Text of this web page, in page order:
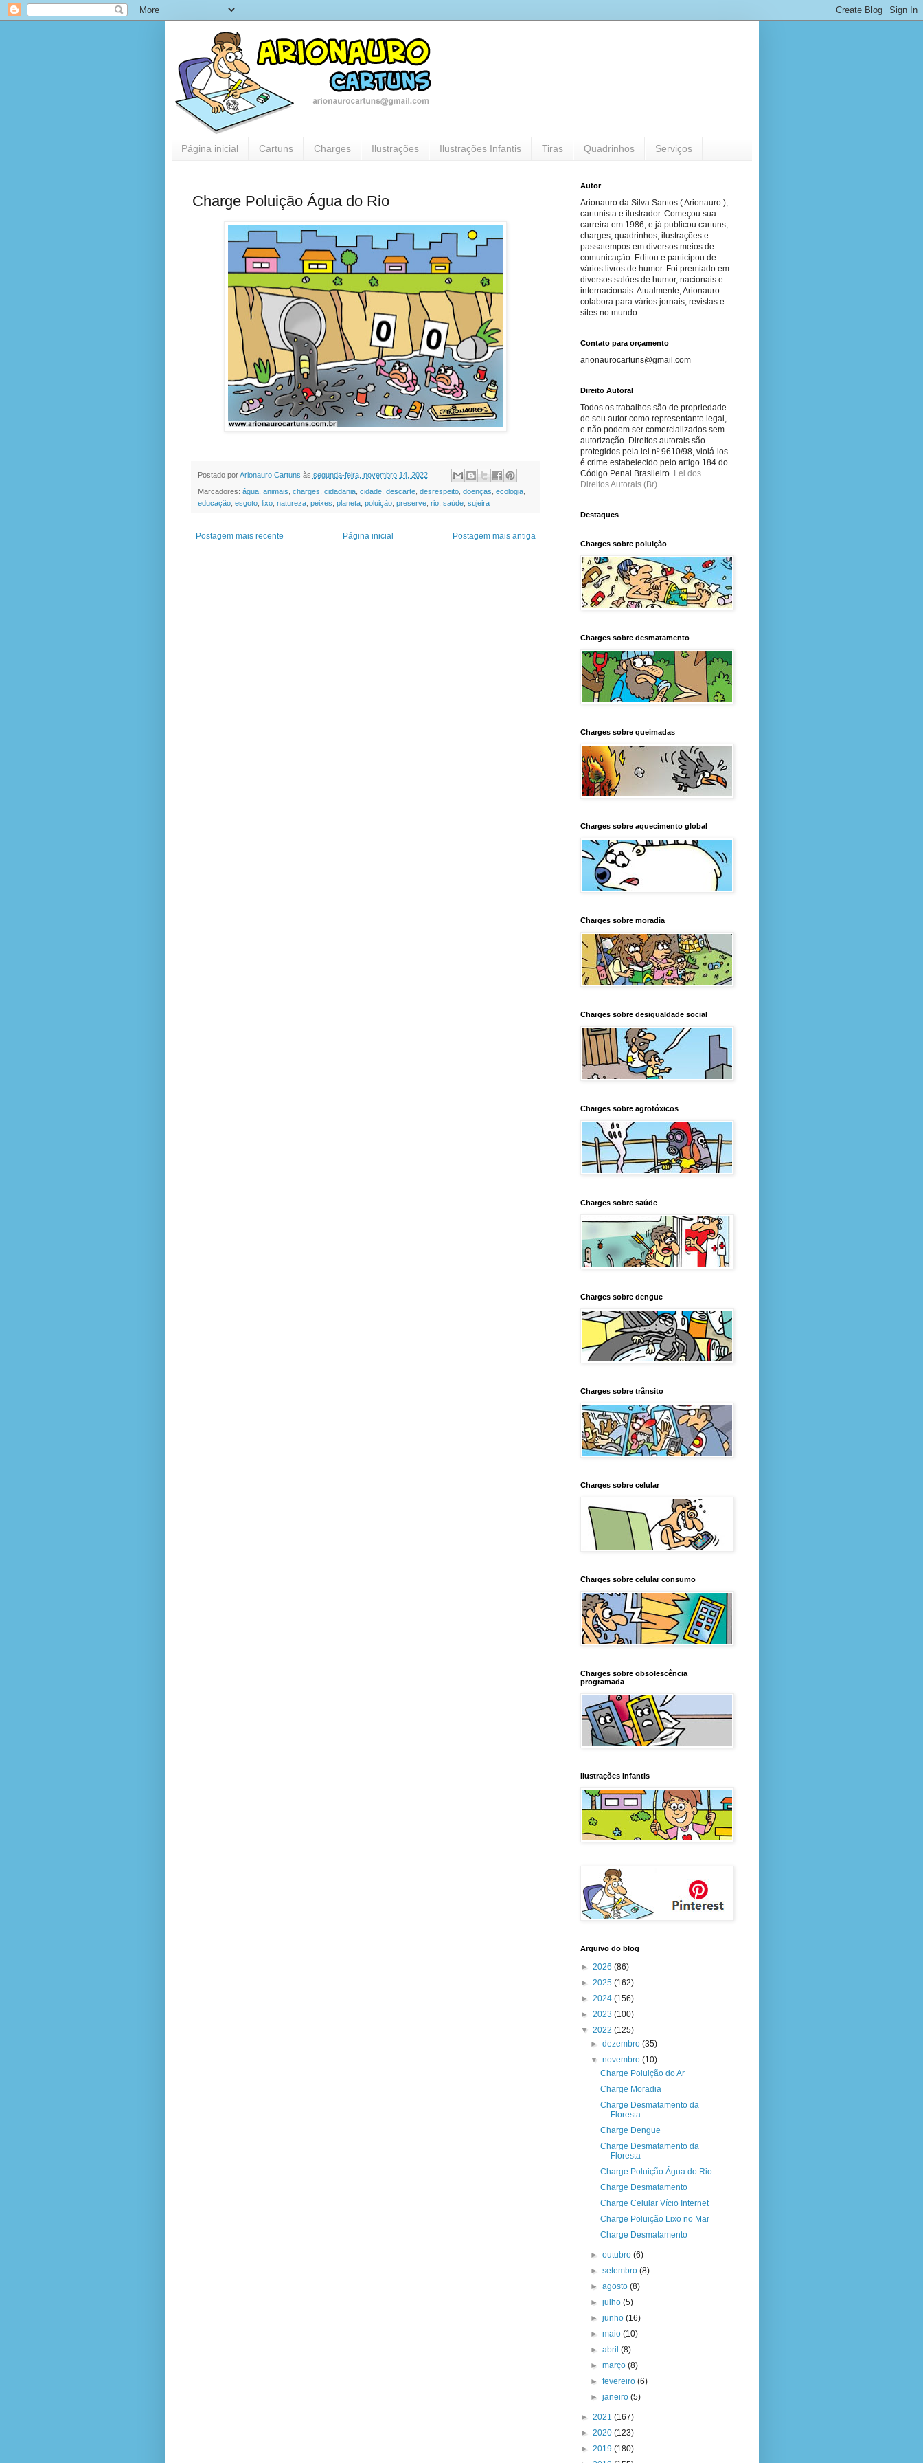
Página inicial Cartuns Charges Ilustrações Ilustrações Infantis Tiras Quadrinhos Serviços
Charge Poluição Água do Rio
Postado porArionauro Cartuns às segunda-feira, novembro 14, 2022
Marcadores: água, animais charges cidadania, cidade, descarte, desrespeito, doenças ecologia,
educação, esgoto, lixo, natureza, peixes planeta, poluição, preserve, rio, saúde, sujeira
Postagem mais recente Postagem mais antiga
Página inicial
Autor
Arionauro da Silva Santos ( Arionauro ),
cartunista e ilustrador. Começou sua
carreira em 1986, e já publicou cartuns,
charges, quadrinhos, ilustrações e
passatempos em diversos meios de
comunicação. Editou e participou de
vários livros de humor. Foi premiado em
diversos salões de humor, nacionais e
internacionais. Atualmente, Arionauro
colabora para vários jornais, revistas e
sites no mundo.
Contato para orçamento
arionaurocartuns@gmail.com
Direito Autoral
Todos os trabalhos são de propriedade
de seu autor como representante legal,
e não podem ser comercializados sem
autorização. Direitos autorais são
protegidos pela lei nº 9610/98, violá-los
é crime estabelecido pelo artigo 184 do
Código Penal Brasileiro. Lei dos
Direitos Autorais (Br)
Destaques
Charges sobre poluição
Charges sobre desmatamento
Charges sobre queimadas
Charges sobre aquecimento global
Charges sobre moradia
Charges sobre desigualdade social
Charges sobre agrotóxicos
Charges sobre saúde
Charges sobre dengue
Charges sobre trânsito
Charges sobre celular
Charges sobre celular consumo
Charges sobre obsolescência
programada
Ilustrações infantis
Arquivo do blog
► 2026 (86)
► 2025 (162)
► 2024 (156)
► 2023 (100)
▼ 2022 (125)
► dezembro (35)
▼ novembro (10)
Charge Poluição do Ar
Charge Moradia
Charge Desmatamento da
Floresta
Charge Dengue
Charge Desmatamento da
Floresta
Charge Poluição Água do Rio
Charge Desmatamento
Charge Celular Vício Internet
Charge Poluição Lixo no Mar
Charge Desmatamento
► outubro (6)
► setembro (8)
► agosto (8)
► julho (5)
► junho (16)
► maio (10)
► abril (8)
► março (8)
► fevereiro (6)
► janeiro (5)
► 2021 (167)
► 2020 (123)
► 2019 (180)